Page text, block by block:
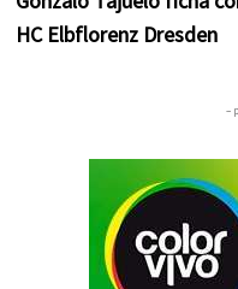
HC Elbflorenz Dresden
–